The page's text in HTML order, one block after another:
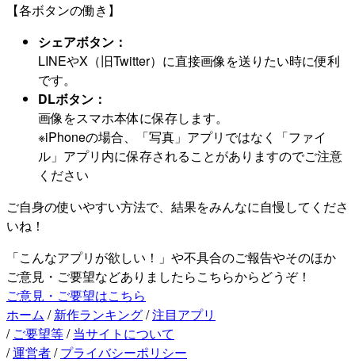
【各ボタンの働き】
シェアボタン：
LINEやX（旧Twitter）に直接画像を送りたい時に便利
です。
DLボタン：
画像をスマホ本体に保存します。
※iPhoneの場合、「写真」アプリではなく「ファイ
ル」アプリ内に保存されることがありますのでご注意
ください
ご自身の使いやすい方法で、結果をみんなに自慢してくださ
いね！
「こんなアプリが欲しい！」や不具合のご報告やそのほか
ご意見・ご要望などありましたらこちらからどうぞ！
ご意見・ご要望はこちら
ホーム / 新作ランキング/注目アプリ
/ ご要望等/ 当サイトについて
/運営者/ プライバシーポリシー